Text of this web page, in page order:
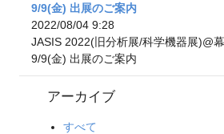
アーカイブ
すべて
9/9(金) 出展のご案内
2022/08/04 9:28
JASIS 2022(旧分析展/科学機器展)@
9/9(金) 出展のご案内